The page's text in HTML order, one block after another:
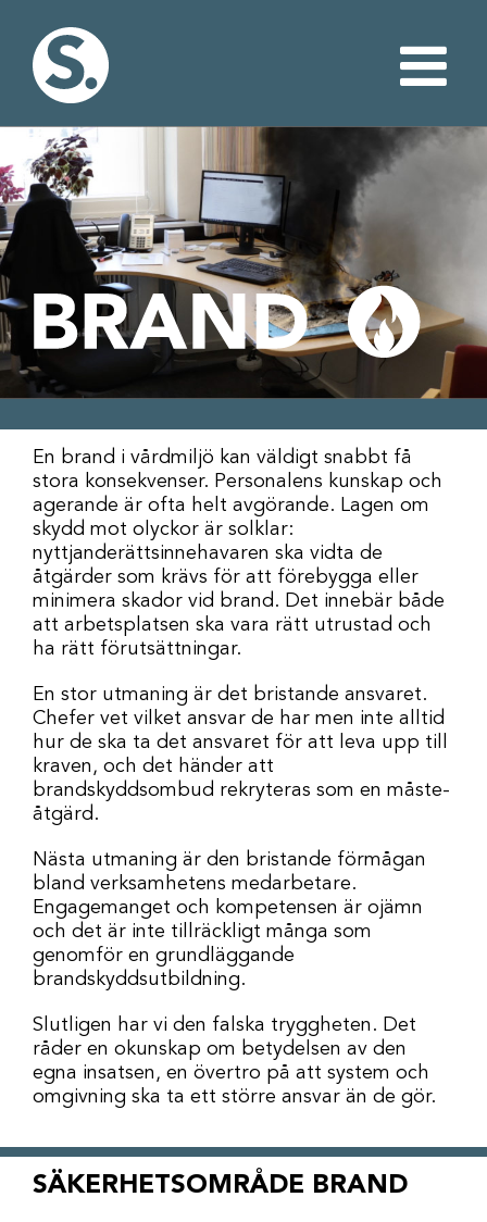
innehållet
En brand i vårdmiljö kan väldigt snabbt få
stora konsekvenser. Personalens kunskap och
agerande är ofta helt avgörande. Lagen om
skydd mot olyckor är solklar:
nyttjanderättsinnehavaren ska vidta de
åtgärder som krävs för att förebygga eller
minimera skador vid brand. Det innebär både
att arbetsplatsen ska vara rätt utrustad och
ha rätt förutsättningar.
En stor utmaning är det bristande ansvaret.
Chefer vet vilket ansvar de har men inte alltid
hur de ska ta det ansvaret för att leva upp till
kraven, och det händer att
brandskyddsombud rekryteras som en måste-
åtgärd.
Nästa utmaning är den bristande förmågan
bland verksamhetens medarbetare.
Engagemanget och kompetensen är ojämn
och det är inte tillräckligt många som
genomför en grundläggande
brandskyddsutbildning.
Slutligen har vi den falska tryggheten. Det
råder en okunskap om betydelsen av den
egna insatsen, en övertro på att system och
omgivning ska ta ett större ansvar än de gör.
SÄKERHETSOMRÅDE BRAND